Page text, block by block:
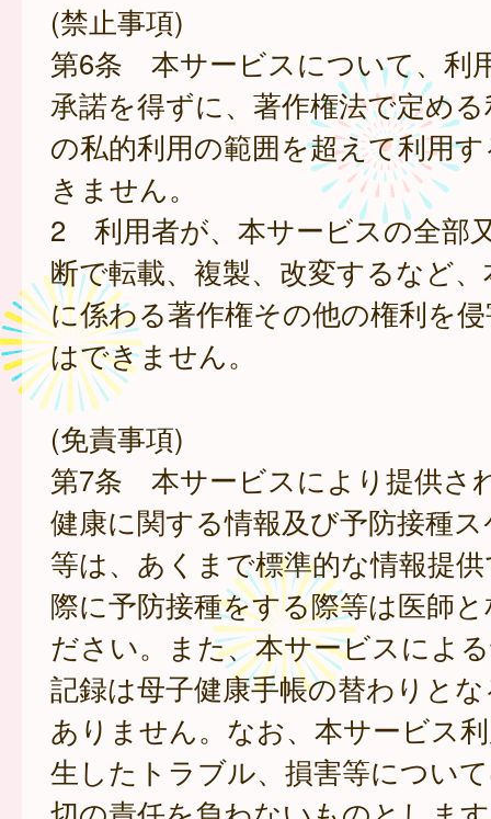
(禁止事項)
第6条 本サービスについて、利
承諾を得ずに、著作権法で定め
の私的利用の範囲を超えて利用
きません。
2 利用者が、本サービスの全部
断で転載、複製、改変するなど
に係わる著作権その他の権利を
はできません。
(免責事項)
第7条 本サービスにより提供さ
健康に関する情報及び予防接種
等は、あくまで標準的な情報提
際に予防接種をする際等は医師
ださい。また、本サービスによ
記録は母子健康手帳の替わりと
ありません。なお、本サービス
生したトラブル、損害等につい